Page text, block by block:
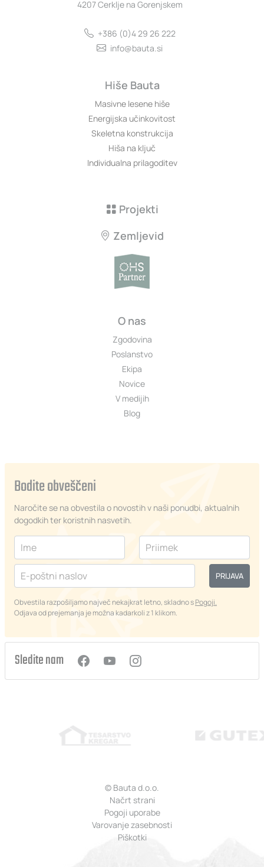
4207 Cerklje na Gorenjskem
+386 (0)4 29 26 222
info@bauta.si
Hiše Bauta
Masivne lesene hiše
Energijska učinkovitost
Skeletna konstrukcija
Hiša na ključ
Individualna prilagoditev
Projekti
Zemljevid
O nas
Zgodovina
Poslanstvo
Ekipa
Novice
V medijih
Blog
Bodite obveščeni
Naročite se na obvestila o novostih v naši ponudbi, aktualnih
dogodkih ter koristnih nasvetih.
PRIJAVA
Obvestila razpošiljamo največ nekajkrat letno, skladno sPogoji.
Odjava od prejemanja je možna kadarkoli z 1 klikom.
Sledite nam
© Bauta d.o.o.
Načrt strani
Pogoji uporabe
Varovanje zasebnosti
Piškotki